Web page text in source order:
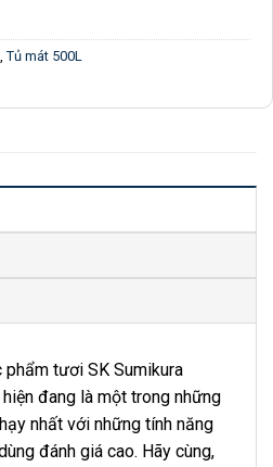
Tủ mát 500L
tươi SK Sumikura
đang là một trong những
nhất với những tính năng
đánh giá cao. Hãy cùng,